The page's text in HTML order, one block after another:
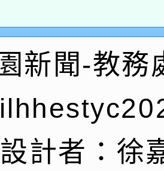
容與教學軟體
陸委員會函釋公
濟部水利署委託
究院辦理「
優單位及節水達
月22日(星期六
孔廟祈福系列
桃園地景藝術
新聞-教務
設計者：徐